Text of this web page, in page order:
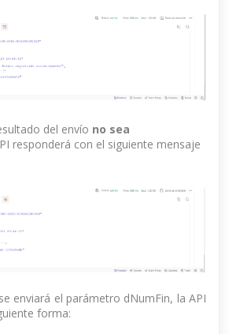
del envío no sea
responderá con el siguiente mensaje
enviará el parámetro dNumFin, la API
forma: